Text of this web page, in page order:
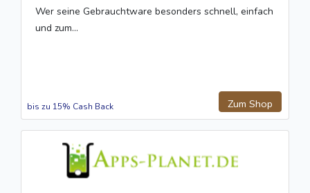
Wer seine Gebrauchtware besonders schnell, einfach
und zum...
Zum Shop
bis zu 15% Cash Back